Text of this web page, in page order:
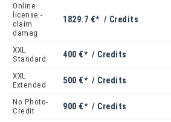
Online
license -
claim
damag
1829.7 €* / Credits
XXL
Standard
400 €* / Credits
XXL
Extended
500 €* / Credits
No Photo-
Credit
900 €* / Credits